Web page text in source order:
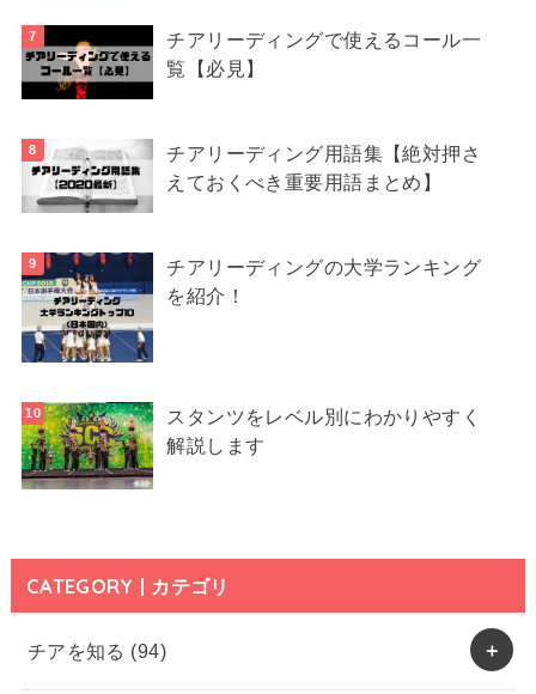
チアリーディングで使えるコール一
覧【必見】
チアリーディング用語集【絶対押さ
えておくべき重要用語まとめ】
チアリーディングの大学ランキング
を紹介！
スタンツをレベル別にわかりやすく
解説します
CATEGORY | カテゴリ
チアを知る (94)